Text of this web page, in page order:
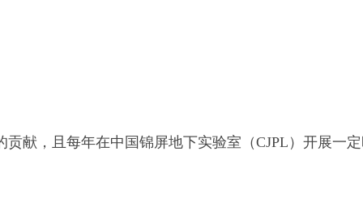
献，且每年在中国锦屏地下实验室（CJPL）开展一